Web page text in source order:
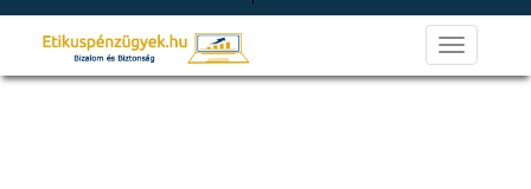
Toggle
navigation